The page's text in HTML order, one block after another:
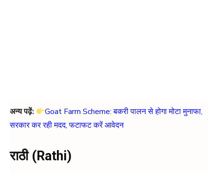
अन्य पढ़ें:
Goat Farm Scheme: बकरी पालन से होगा मोटा मुनाफा,
सरकार कर रही मदद, फटाफट करें आवेदन
राठी (Rathi)